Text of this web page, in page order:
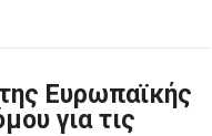
Ευρωπαϊκής
για τις